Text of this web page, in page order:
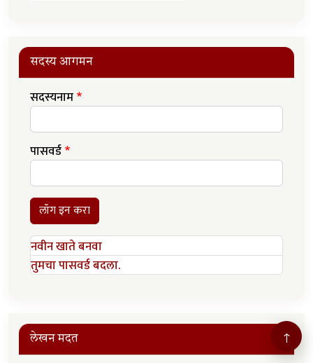
सदस्य आगमन
सदस्यनाम
पासवर्ड
लॉग इन करा
नवीन खाते बनवा
तुमचा पासवर्ड बदला.
लेखन मदत ↑